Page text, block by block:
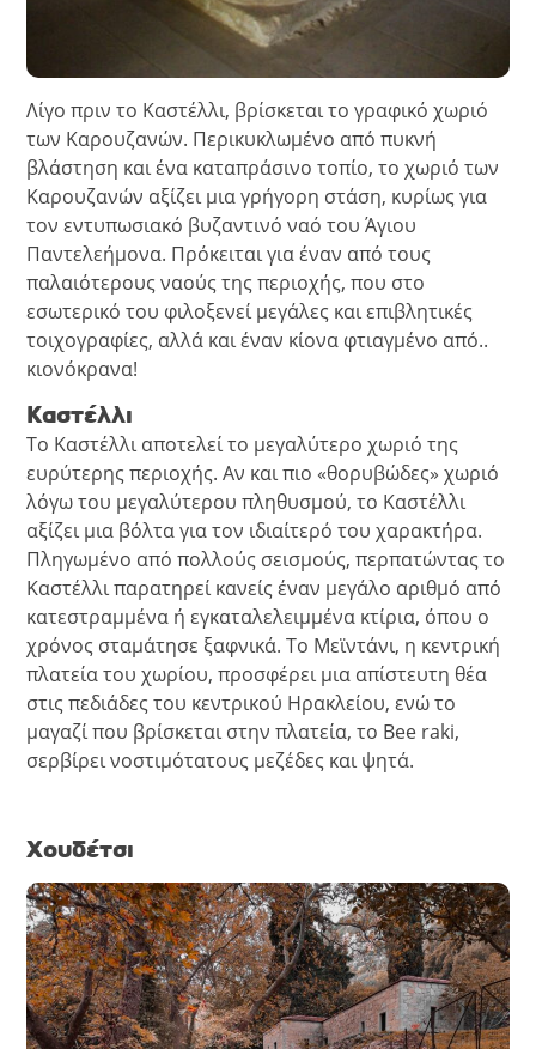
Λίγο πριν το Καστέλλι, βρίσκεται το γραφικό χωριό
των Καρουζανών. Περικυκλωμένο από πυκνή
βλάστηση και ένα καταπράσινο τοπίο, το χωριό των
Καρουζανών αξίζει μια γρήγορη στάση, κυρίως για
τον εντυπωσιακό βυζαντινό ναό του Άγιου
Παντελεήμονα. Πρόκειται για έναν από τους
παλαιότερους ναούς της περιοχής, που στο
εσωτερικό του φιλοξενεί μεγάλες και επιβλητικές
τοιχογραφίες, αλλά και έναν κίονα φτιαγμένο από..
κιονόκρανα!
Καστέλλι
Το Καστέλλι αποτελεί το μεγαλύτερο χωριό της
ευρύτερης περιοχής. Αν και πιο «θορυβώδες» χωριό
λόγω του μεγαλύτερου πληθυσμού, το Καστέλλι
αξίζει μια βόλτα για τον ιδιαίτερό του χαρακτήρα.
Πληγωμένο από πολλούς σεισμούς, περπατώντας το
Καστέλλι παρατηρεί κανείς έναν μεγάλο αριθμό από
κατεστραμμένα ή εγκαταλελειμμένα κτίρια, όπου ο
χρόνος σταμάτησε ξαφνικά. Το Μεϊντάνι, η κεντρική
πλατεία του χωρίου, προσφέρει μια απίστευτη θέα
στις πεδιάδες του κεντρικού Ηρακλείου, ενώ το
μαγαζί που βρίσκεται στην πλατεία, το Bee raki,
σερβίρει νοστιμότατους μεζέδες και ψητά.
Χουδέτσι